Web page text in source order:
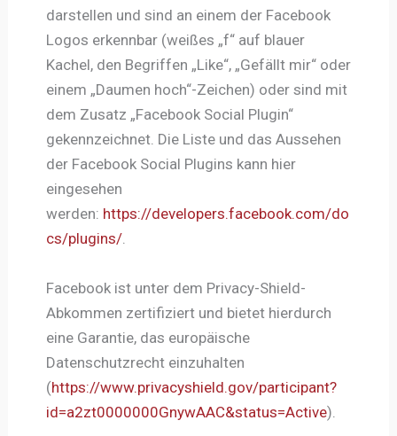
darstellen und sind an einem der Facebook
Logos erkennbar (weißes „f“ auf blauer
Kachel, den Begriffen „Like“, „Gefällt mir“ oder
einem „Daumen hoch“-Zeichen) oder sind mit
dem Zusatz „Facebook Social Plugin“
gekennzeichnet. Die Liste und das Aussehen
der Facebook Social Plugins kann hier
eingesehen
werden: https://developers.facebook.com/do
cs/plugins/.
Facebook ist unter dem Privacy-Shield-
Abkommen zertifiziert und bietet hierdurch
eine Garantie, das europäische
Datenschutzrecht einzuhalten
(https://www.privacyshield.gov/participant?
id=a2zt0000000GnywAAC&status=Active).